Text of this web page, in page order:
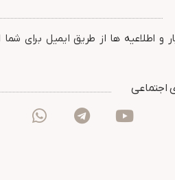
پارس
و اطلاعیه ها از طریق ایمیل برای شما
اجتماعی